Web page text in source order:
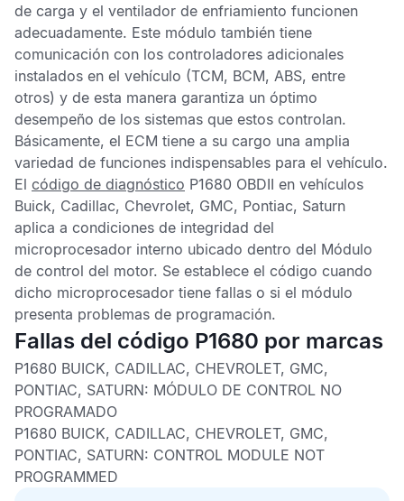
de carga y el ventilador de enfriamiento funcionen
adecuadamente. Este módulo también tiene
comunicación con los controladores adicionales
instalados en el vehículo (TCM, BCM, ABS, entre
otros) y de esta manera garantiza un óptimo
desempeño de los sistemas que estos controlan.
Básicamente, el ECM tiene a su cargo una amplia
variedad de funciones indispensables para el vehículo.
El código de diagnóstico P1680 OBDII en vehículos
Buick, Cadillac, Chevrolet, GMC, Pontiac, Saturn
aplica a condiciones de integridad del
microprocesador interno ubicado dentro del Módulo
de control del motor. Se establece el código cuando
dicho microprocesador tiene fallas o si el módulo
presenta problemas de programación.
Fallas del código P1680 por marcas
P1680 BUICK, CADILLAC, CHEVROLET, GMC,
PONTIAC, SATURN: MÓDULO DE CONTROL NO
PROGRAMADO
P1680 BUICK, CADILLAC, CHEVROLET, GMC,
PONTIAC, SATURN: CONTROL MODULE NOT
PROGRAMMED